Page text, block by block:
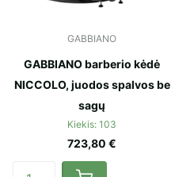
GABBIANO
GABBIANO barberio kėdė
NICCOLO, juodos spalvos be
sagų
Kiekis: 103
723,80 €